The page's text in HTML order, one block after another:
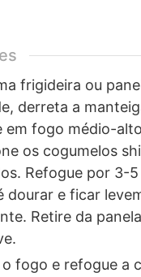
frigideira ou
derreta a
em fogo médio-
os cogumelos
Refogue por 3-
dourar e ficar
Retire da
o fogo e refogue a